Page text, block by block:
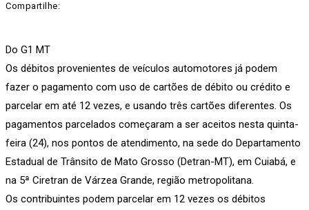
Compartilhe:
Do G1 MT
Os débitos provenientes de veículos automotores já podem
fazer o pagamento com uso de cartões de débito ou crédito e
parcelar em até 12 vezes, e usando três cartões diferentes. Os
pagamentos parcelados começaram a ser aceitos nesta quinta-
feira (24), nos pontos de atendimento, na sede do Departamento
Estadual de Trânsito de Mato Grosso (Detran-MT), em Cuiabá, e
na 5ª Ciretran de Várzea Grande, região metropolitana.
Os contribuintes podem parcelar em 12 vezes os débitos